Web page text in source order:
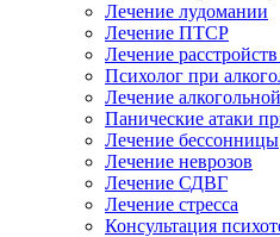
Лечение лудомании
Лечение ПТСР
Лечение
Психолог при
Лечение
Панические атаки
Лечение бессонницы
Лечение неврозов
Лечение СДВГ
Лечение стресса
Консультация